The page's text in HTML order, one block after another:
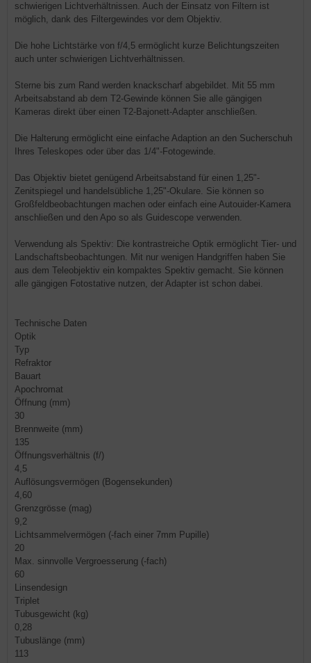
schwierigen Lichtverhältnissen. Auch der Einsatz von Filtern ist
möglich, dank des Filtergewindes vor dem Objektiv.
Die hohe Lichtstärke von f/4,5 ermöglicht kurze Belichtungszeiten
auch unter schwierigen Lichtverhältnissen.
Sterne bis zum Rand werden knackscharf abgebildet. Mit 55 mm
Arbeitsabstand ab dem T2-Gewinde können Sie alle gängigen
Kameras direkt über einen T2-Bajonett-Adapter anschließen.
Die Halterung ermöglicht eine einfache Adaption an den Sucherschuh
Ihres Teleskopes oder über das 1/4"-Fotogewinde.
Das Objektiv bietet genügend Arbeitsabstand für einen 1,25"-
Zenitspiegel und handelsübliche 1,25"-Okulare. Sie können so
Großfeldbeobachtungen machen oder einfach eine Autouider-Kamera
anschließen und den Apo so als Guidescope verwenden.
Verwendung als Spektiv: Die kontrastreiche Optik ermöglicht Tier- und
Landschaftsbeobachtungen. Mit nur wenigen Handgriffen haben Sie
aus dem Teleobjektiv ein kompaktes Spektiv gemacht. Sie können
alle gängigen Fotostative nutzen, der Adapter ist schon dabei.
Technische Daten
Optik
Typ
Refraktor
Bauart
Apochromat
Öffnung (mm)
30
Brennweite (mm)
135
Öffnungsverhältnis (f/)
4,5
Auflösungsvermögen (Bogensekunden)
4,60
Grenzgrösse (mag)
9,2
Lichtsammelvermögen (-fach einer 7mm Pupille)
20
Max. sinnvolle Vergroesserung (-fach)
60
Linsendesign
Triplet
Tubusgewicht (kg)
0,28
Tubuslänge (mm)
113